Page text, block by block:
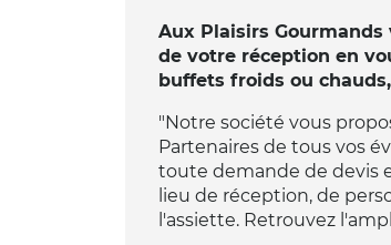
Aux Plaisirs
de votre réception en
buffets froids ou
"Notre société vous
Partenaires de tous vos
toute demande de devis
lieu de réception, de
l'assiette. Retrouvez